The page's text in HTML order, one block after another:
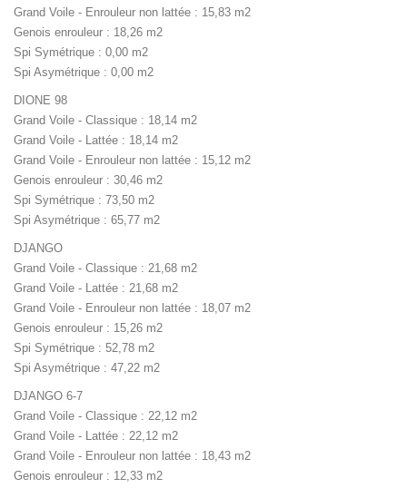
Grand Voile - Enrouleur non lattée : 15,83 m2
Genois enrouleur : 18,26 m2
Spi Symétrique : 0,00 m2
Spi Asymétrique : 0,00 m2
DIONE 98
Grand Voile - Classique : 18,14 m2
Grand Voile - Lattée : 18,14 m2
Grand Voile - Enrouleur non lattée : 15,12 m2
Genois enrouleur : 30,46 m2
Spi Symétrique : 73,50 m2
Spi Asymétrique : 65,77 m2
DJANGO
Grand Voile - Classique : 21,68 m2
Grand Voile - Lattée : 21,68 m2
Grand Voile - Enrouleur non lattée : 18,07 m2
Genois enrouleur : 15,26 m2
Spi Symétrique : 52,78 m2
Spi Asymétrique : 47,22 m2
DJANGO 6-7
Grand Voile - Classique : 22,12 m2
Grand Voile - Lattée : 22,12 m2
Grand Voile - Enrouleur non lattée : 18,43 m2
Genois enrouleur : 12,33 m2